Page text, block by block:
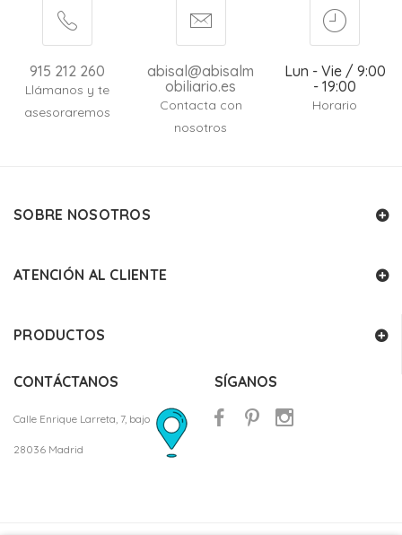
915 212 260
Llámanos y te
asesoraremos
abisal@abisalm
obiliario.es
Contacta con
nosotros
Lun - Vie / 9:00
- 19:00
Horario
SOBRE NOSOTROS
ATENCIÓN AL CLIENTE
PRODUCTOS
CONTÁCTANOS
Calle Enrique Larreta, 7, bajo
28036 Madrid
SÍGANOS